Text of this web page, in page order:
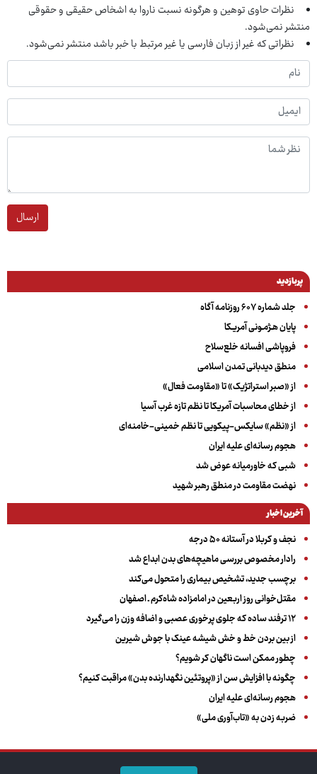
نظرات حاوی توهین و هرگونه نسبت ناروا به اشخاص حقیقی و حقوقی
منتشر نمی‌شود.
نظراتی که غیر از زبان فارسی یا غیر مرتبط با خبر باشد منتشر نمی‌شود.
ارسال
پربازدید
جلد شماره ۶۰۷ روزنامه آگاه
پایان هـژمـونی آمریـکا
فروپاشی افسانه خلع‌سلاح
منطق دیدبانی تمدن اسلامی
از «صبر استراتژیک» تا «مقاومت فعال»
از خطای محاسبات آمریکا تا نظم تازه غرب آسیا
از «نظم» سایکس-پیکویی تا نظم خمینی-خامنه‌ای
هجوم رسانه‌ای علیه ایران
شبی که خاورمیانه عوض شد
نهضت مقاومت در منطق رهبر شهید
آخرین اخبار
نجف و کربلا در آستانه ۵۰ درجه
رادار مخصوص بررسی ماهیچه‌های بدن ابداع شد
برچسب جدید، تشخیص بیماری را متحول می‌کند
مقتل‌خوانی روز اربعین در امامزاده شاه‌کرم ـ اصفهان
۱۲ ترفند ساده که جلوی پرخوری عصبی و اضافه ‌وزن را می‌گیرد
از بین بردن خط و خش شیشه عینک با جوش شیرین
چطور ممکن است ناگهان کر شویم؟
چگونه با افزایش سن از «پروتئین نگهدارنده بدن» مراقبت کنیم؟
هجوم رسانه‌ای علیه ایران
ضربه زدن به «تاب‌آوری ملی»